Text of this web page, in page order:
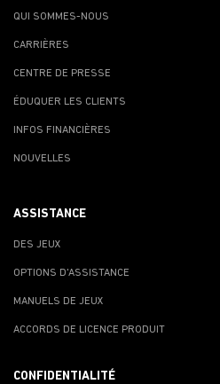
QUI SOMMES-NOUS
CARRIÈRES
CENTRE DE PRESSE
ÉDUQUER LES CLIENTS
INFOS FINANCIÈRES
NOUVELLES
ASSISTANCE
DES JEUX
OPTIONS D'ASSISTANCE
MANUELS DE JEUX
ACCORDS DE LICENCE PRODUIT
CONFIDENTIALITÉ